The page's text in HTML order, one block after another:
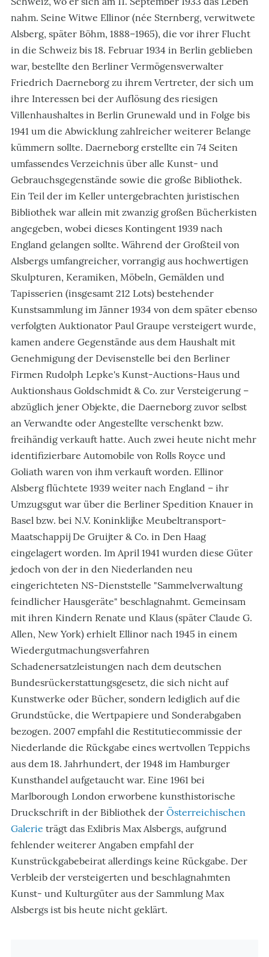
nahm. Seine Witwe Ellinor (née Sternberg, verwitwete
Alsberg, später Böhm, 1888–1965), die vor ihrer Flucht
in die Schweiz bis 18. Februar 1934 in Berlin geblieben
war, bestellte den Berliner Vermögensverwalter
Friedrich Daerneborg zu ihrem Vertreter, der sich um
ihre Interessen bei der Auflösung des riesigen
Villenhaushaltes in Berlin Grunewald und in Folge bis
1941 um die Abwicklung zahlreicher weiterer Belange
kümmern sollte. Daerneborg erstellte ein 74 Seiten
umfassendes Verzeichnis über alle Kunst- und
Gebrauchsgegenstände sowie die große Bibliothek.
Ein Teil der im Keller untergebrachten juristischen
Bibliothek war allein mit zwanzig großen Bücherkisten
angegeben, wobei dieses Kontingent 1939 nach
England gelangen sollte. Während der Großteil von
Alsbergs umfangreicher, vorrangig aus hochwertigen
Skulpturen, Keramiken, Möbeln, Gemälden und
Tapisserien (insgesamt 212 Lots) bestehender
Kunstsammlung im Jänner 1934 von dem später ebenso
verfolgten Auktionator Paul Graupe versteigert wurde,
kamen andere Gegenstände aus dem Haushalt mit
Genehmigung der Devisenstelle bei den Berliner
Firmen Rudolph Lepke's Kunst-Auctions-Haus und
Auktionshaus Goldschmidt & Co. zur Versteigerung –
abzüglich jener Objekte, die Daerneborg zuvor selbst
an Verwandte oder Angestellte verschenkt bzw.
freihändig verkauft hatte. Auch zwei heute nicht mehr
identifizierbare Automobile von Rolls Royce und
Goliath waren von ihm verkauft worden. Ellinor
Alsberg flüchtete 1939 weiter nach England – ihr
Umzugsgut war über die Berliner Spedition Knauer in
Basel bzw. bei N.V. Koninklijke Meubeltransport-
Maatschappij De Gruijter & Co. in Den Haag
eingelagert worden. Im April 1941 wurden diese Güter
jedoch von der in den Niederlanden neu
eingerichteten NS-Dienststelle "Sammelverwaltung
feindlicher Hausgeräte" beschlagnahmt. Gemeinsam
mit ihren Kindern Renate und Klaus (später Claude G.
Allen, New York) erhielt Ellinor nach 1945 in einem
Wiedergutmachungsverfahren
Schadenersatzleistungen nach dem deutschen
Bundesrückerstattungsgesetz, die sich nicht auf
Kunstwerke oder Bücher, sondern lediglich auf die
Grundstücke, die Wertpapiere und Sonderabgaben
bezogen. 2007 empfahl die Restitutiecommissie der
Niederlande die Rückgabe eines wertvollen Teppichs
aus dem 18. Jahrhundert, der 1948 im Hamburger
Kunsthandel aufgetaucht war. Eine 1961 bei
Marlborough London erworbene kunsthistorische
Druckschrift in der Bibliothek der Österreichischen
Galerie trägt das Exlibris Max Alsbergs, aufgrund
fehlender weiterer Angaben empfahl der
Kunstrückgabebeirat allerdings keine Rückgabe. Der
Verbleib der versteigerten und beschlagnahmten
Kunst- und Kulturgüter aus der Sammlung Max
Alsbergs ist bis heute nicht geklärt.